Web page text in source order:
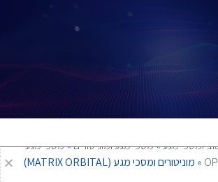
ומסכי מגע»מסכי מגע ומוניטורים»מסכי מגע
» מוניטורים ומסכי מגע (MATRIX ORBITAL)